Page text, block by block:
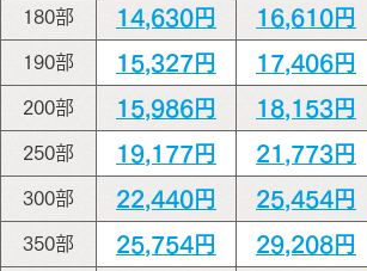
180部 14,630円 16,610円
190部 15,327円 17,406円
200部 15,986円 18,153円
250部 19,177円 21,773円
300部 22,440円 25,454円
350部 25,754円 29,208円